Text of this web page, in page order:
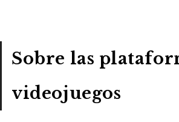
Sobre las
videojuegos